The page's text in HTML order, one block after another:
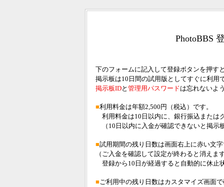
PhotoBBS
下のフォームに記入して登録ボタンを押す
掲示板は10日間の試用版としてすぐに利用
掲示板IDと 管理用パスワードは忘れないよ
■利用料金は年額2,500円（税込）です。
利用料金は10日以内に、銀行振込または
（10日以内に入金が確認できないと掲示
■試用期間の残り日数は画面右上に赤い文
（ご入金を確認して設定が終わると消えま
登録から10日が経過すると自動的に休止
■ご利用中の残り日数はカスタマイズ画面